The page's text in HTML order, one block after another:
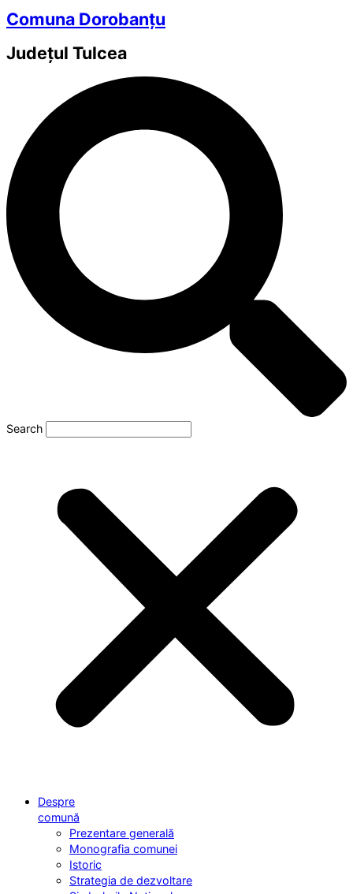
Comuna Dorobanțu
Județul Tulcea
Search
Despre
comună
Prezentare generală
Monografia comunei
Istoric
Strategia de dezvoltare